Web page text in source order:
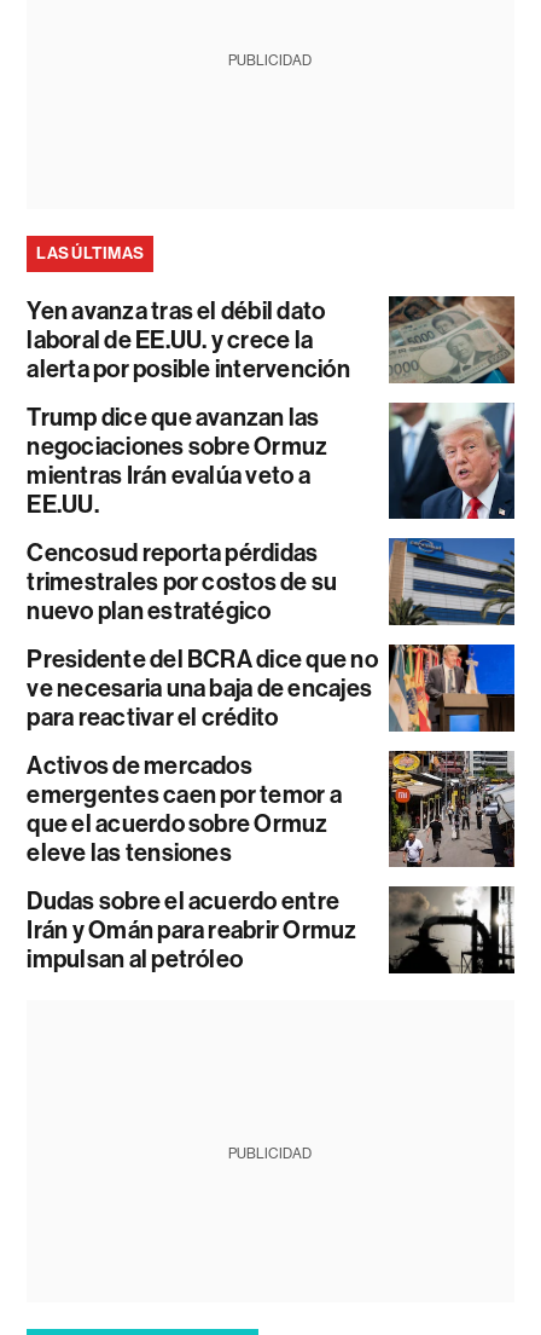
PUBLICIDAD
LAS ÚLTIMAS
Yen avanza tras el débil dato
laboral de EE.UU. y crece la
alerta por posible intervención
Trump dice que avanzan las
negociaciones sobre Ormuz
mientras Irán evalúa veto a
EE.UU.
Cencosud reporta pérdidas
trimestrales por costos de su
nuevo plan estratégico
Presidente del BCRA dice que no
ve necesaria una baja de encajes
para reactivar el crédito
Activos de mercados
emergentes caen por temor a
que el acuerdo sobre Ormuz
eleve las tensiones
Dudas sobre el acuerdo entre
Irán y Omán para reabrir Ormuz
impulsan al petróleo
PUBLICIDAD